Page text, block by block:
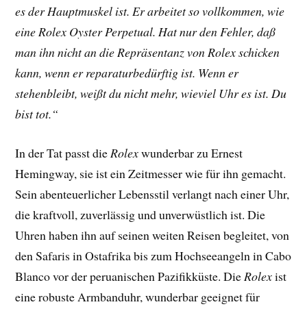
es der Hauptmuskel ist. Er arbeitet so vollkommen, wie
eine Rolex Oyster Perpetual. Hat nur den Fehler, daß
man ihn nicht an die Repräsentanz von Rolex schicken
kann, wenn er reparaturbedürftig ist. Wenn er
stehenbleibt, weißt du nicht mehr, wieviel Uhr es ist. Du
bist tot.“
In der Tat passt dieRolexwunderbar zu Ernest
Hemingway, sie ist ein Zeitmesser wie für ihn gemacht.
Sein abenteuerlicher Lebensstil verlangt nach einer Uhr,
die kraftvoll, zuverlässig und unverwüstlich ist. Die
Uhren haben ihn auf seinen weiten Reisen begleitet, von
den Safaris in Ostafrika bis zum Hochseeangeln in Cabo
Blanco vor der peruanischen Pazifikküste. DieRolexist
eine robuste Armbanduhr, wunderbar geeignet für